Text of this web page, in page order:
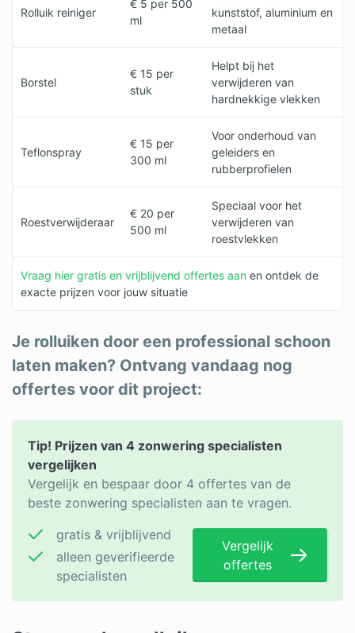
Rolluik reiniger
€ 5 per 500
ml
kunststof, aluminium en
metaal
Borstel
€ 15 per
stuk
Helpt bij het
verwijderen van
hardnekkige vlekken
Teflonspray
€ 15 per
300 ml
Voor onderhoud van
geleiders en
rubberprofielen
Roestverwijderaar
€ 20 per
500 ml
Speciaal voor het
verwijderen van
roestvlekken
Vraag hier gratis en vrijblijvend offertes aan en ontdek de
exacte prijzen voor jouw situatie
Je rolluiken door een professional schoon
laten maken? Ontvang vandaag nog
offertes voor dit project:
Tip! Prijzen van 4 zonwering specialisten
vergelijken
Vergelijk en bespaar door 4 offertes van de
beste zonwering specialisten aan te vragen.
gratis & vrijblijvend
alleen geverifieerde
specialisten
Vergelijk
offertes